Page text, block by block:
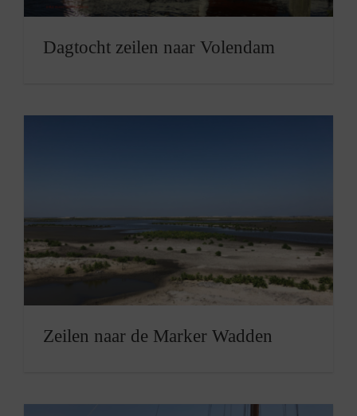
Dagtocht zeilen naar Volendam
Zeilen naar de Marker Wadden